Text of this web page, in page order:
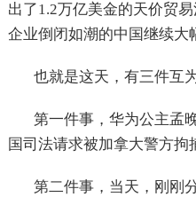
出了1.2万亿美金的天价贸
企业倒闭如潮的中国继续大
也就是这天，有三件互
第一件事，华为公主孟
国司法请求被加拿大警方拘
第二件事，当天，刚刚